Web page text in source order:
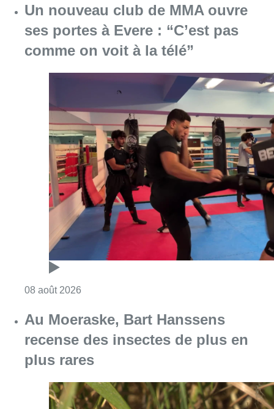
Un nouveau club de MMA ouvre
ses portes à Evere : “C’est pas
comme on voit à la télé”
08 août 2026
Au Moeraske, Bart Hanssens
recense des insectes de plus en
plus rares